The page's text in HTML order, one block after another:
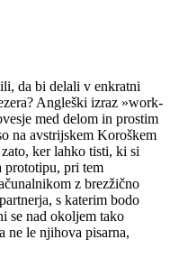
da bi delali v enkratni
Angleški izraz »work-
med delom in prostim
na avstrijskem Koroškem
ker lahko tisti, ki si
prototipu, pri tem
z brezžično
s katerim bodo
se nad okoljem tako
ne le njihova pisarna,